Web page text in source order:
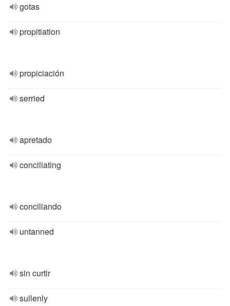
gotas
propitiation
propiciación
serried
apretado
conciliating
conciliando
untanned
sin curtir
sullenly